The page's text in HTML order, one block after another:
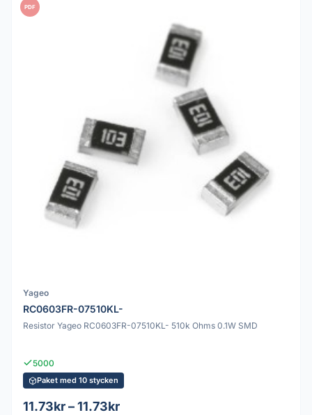
PDF
Yageo
RC0603FR-07510KL-
Resistor Yageo RC0603FR-07510KL- 510k Ohms 0.1W SMD
5000
Paket med 10 stycken
11.73kr – 11.73kr